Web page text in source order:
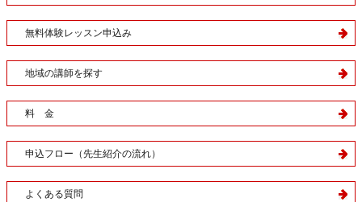
無料体験レッスン申込み
地域の講師を探す
料 金
申込フロー（先生紹介の流れ）
よくある質問